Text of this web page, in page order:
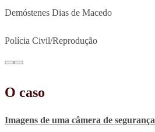
Demóstenes Dias de Macedo
Polícia Civil/Reprodução
O caso
Imagens de uma câmera de segurança